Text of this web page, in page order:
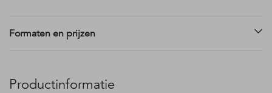
Formaten en prijzen
Productinformatie